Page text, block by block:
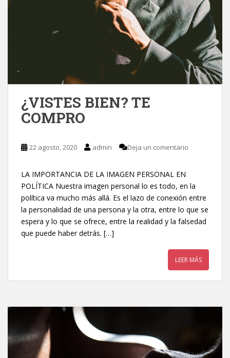
¿VISTES BIEN? TE
COMPRO
22 agosto, 2020 admin Deja un comentario
LA IMPORTANCIA DE LA IMAGEN PERSONAL EN
POLÍTICA Nuestra imagen personal lo es todo, en la
política va mucho más allá. Es el lazo de conexión entre
la personalidad de una persona y la otra, entre lo que se
espera y lo que se ofrece, entre la realidad y la falsedad
que puede haber detrás. […]
LEER MÁS